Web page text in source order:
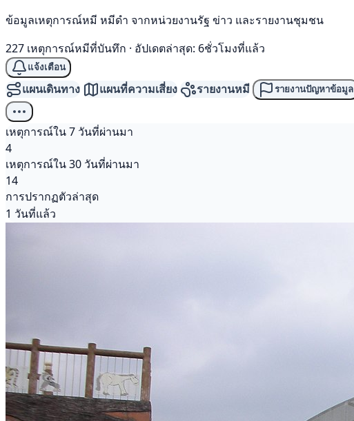
ข้อมูลเหตุการณ์หมี หมีดำ จากหน่วยงานรัฐ ข่าว และรายงานชุมชน
227 เหตุการณ์หมีที่บันทึก · อัปเดตล่าสุด: 6ชั่วโมงที่แล้ว
แจ้งเตือน
แผนเดินทาง แผนที่ความเสี่ยง รายงานหมี รายงานปัญหาข้อมูล
เหตุการณ์ใน 7 วันที่ผ่านมา
4
เหตุการณ์ใน 30 วันที่ผ่านมา
14
การปรากฏตัวล่าสุด
1 วันที่แล้ว